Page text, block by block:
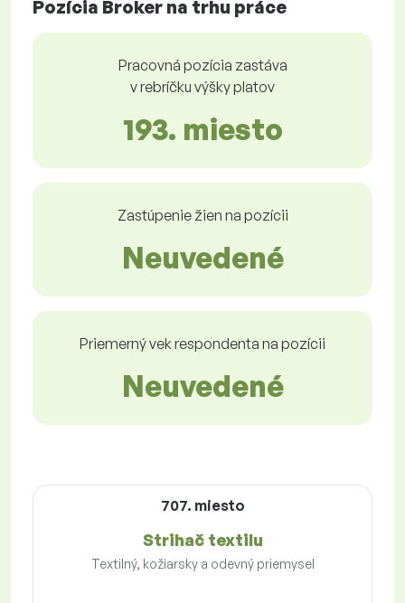
Pozícia Broker na trhu práce
Pracovná pozícia zastáva
v rebríčku výšky platov
193. miesto
Zastúpenie žien na pozícii
Neuvedené
Priemerný vek respondenta na pozícii
Neuvedené
707. miesto
Strihač textilu
Textilný, kožiarsky a odevný priemysel